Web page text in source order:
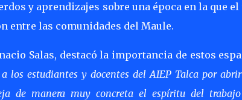
y aprendizajes sobre una época en la que
entre las comunidades del Maule.
Salas, destacó la importancia de estos
a los estudiantes y docentes del AIEP Talca por
de manera muy concreta el espíritu del